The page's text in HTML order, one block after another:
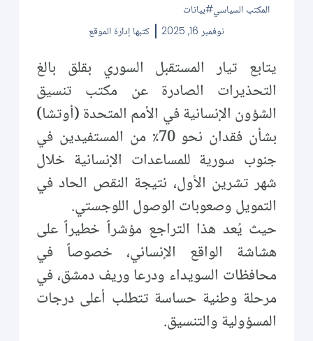
المكتب السياسي بيانات
نوفمبر 16, 2025
كتبها إدارة الموقع
يتابع تيار المستقبل السوري بقلق بالغ
التحذيرات الصادرة عن مكتب تنسيق
الشؤون الإنسانية في الأمم المتحدة (أوتشا)
بشأن فقدان نحو 70٪ من المستفيدين في
جنوب سورية للمساعدات الإنسانية خلال
شهر تشرين الأول، نتيجة النقص الحاد في
التمويل وصعوبات الوصول اللوجستي.
حيث يُعد هذا التراجع مؤشراً خطيراً على
هشاشة الواقع الإنساني، خصوصاً في
محافظات السويداء ودرعا وريف دمشق، في
مرحلة وطنية حساسة تتطلب أعلى درجات
المسؤولية والتنسيق.